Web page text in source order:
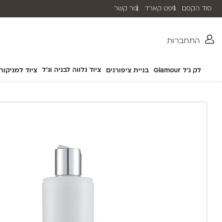
התחברות
לק ג'ל Glamour בניית ציפורנים ציוד נלווה לבניה וג'ל ציוד
שליח עד הבית תוך 2-5 ימי עסקים סוד הקסם גיפט קארד צור קשר